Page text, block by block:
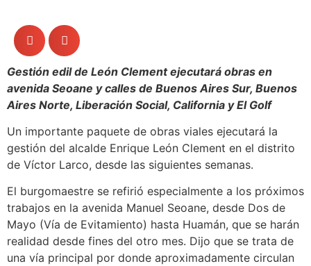
Gestión edil de León Clement ejecutará obras en
avenida Seoane y calles de Buenos Aires Sur, Buenos
Aires Norte, Liberación Social, California y El Golf
Un importante paquete de obras viales ejecutará la
gestión del alcalde Enrique León Clement en el distrito
de Víctor Larco, desde las siguientes semanas.
El burgomaestre se refirió especialmente a los próximos
trabajos en la avenida Manuel Seoane, desde Dos de
Mayo (Vía de Evitamiento) hasta Huamán, que se harán
realidad desde fines del otro mes. Dijo que se trata de
una vía principal por donde aproximadamente circulan